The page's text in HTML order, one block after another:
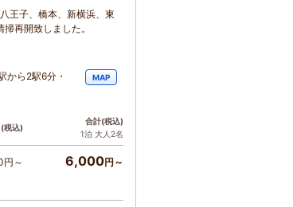
王子、橋本、新横浜、東
再開致しました。
から2駅6分・
MAP
(税込)
合計(税込)
1泊 大人2名
～ 6,000円～